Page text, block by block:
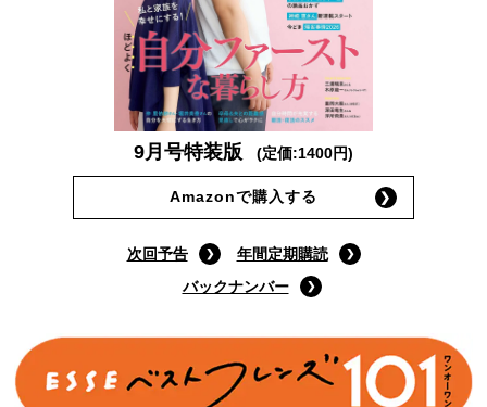
9月号特装版 (定価:1400円)
Amazonで購入する
次回予告
年間定期購読
バックナンバー